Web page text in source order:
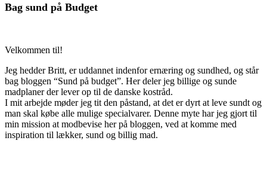
Bag sund på Budget
Velkommen til!
Jeg hedder Britt, er uddannet indenfor ernæring og sundhed, og står
bag bloggen “Sund på budget”. Her deler jeg billige og sunde
madplaner der lever op til de danske kostråd.
I mit arbejde møder jeg tit den påstand, at det er dyrt at leve sundt og
man skal købe alle mulige specialvarer. Denne myte har jeg gjort til
min mission at modbevise her på bloggen, ved at komme med
inspiration til lækker, sund og billig mad.